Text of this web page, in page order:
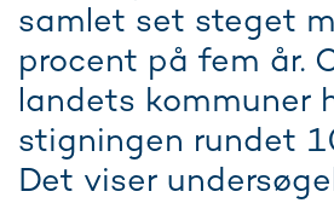
samlet set steget
procent på fem år.
landets kommuner
stigningen rundet
Det viser